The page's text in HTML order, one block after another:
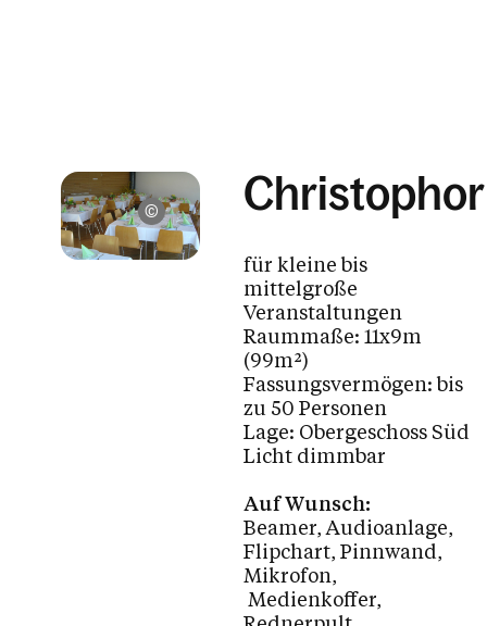
Kalender
Pfarre St. Christoph, Dornbirn
für kleine bis
mittelgroße
Veranstaltungen
Raummaße: 11x9m
(99m²)
Fassungsvermögen: bis
zu 50 Personen
Lage: Obergeschoss Süd
Licht dimmbar
Auf Wunsch:
Beamer, Audioanlage,
Flipchart, Pinnwand,
Mikrofon,
Medienkoffer,